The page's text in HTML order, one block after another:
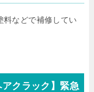
料などで補修してい
クラック】緊急